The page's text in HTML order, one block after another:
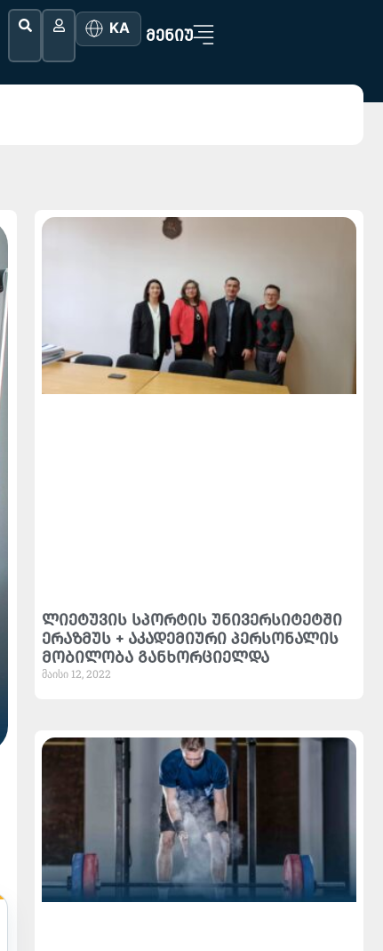
KA ᲛᲔᲜᲘᲣ
ლიეტუვის სპორტის უნივერსიტეტში
ერაზმუს + აკადემიური პერსონალის
მობილობა განხორციელდა
მაისი 12, 2022